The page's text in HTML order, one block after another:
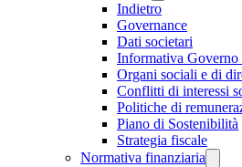
Indietro
Governance
Dati societari
Informativa Governo
Organi sociali e di
Conflitti di interessi
Politiche di
Piano di Sostenibilità
Strategia fiscale
Normativa finanziaria